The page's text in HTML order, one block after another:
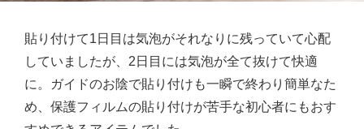
貼り付けて1日目は気泡がそれなりに残っていて心配
していましたが、2日目には気泡が全て抜けて快適
に。ガイドのお陰で貼り付けも一瞬で終わり簡単なた
め、保護フィルムの貼り付けが苦手な初心者にもおす